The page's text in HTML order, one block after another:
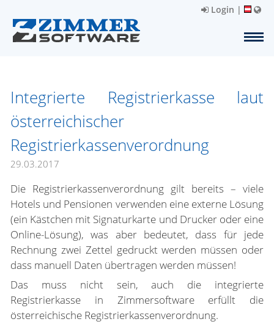
Login |
Integrierte Registrierkasse laut
österreichischer
Registrierkassenverordnung
29.03.2017
Die Registrierkassenverordnung gilt bereits – viele
Hotels und Pensionen verwenden eine externe Lösung
(ein Kästchen mit Signaturkarte und Drucker oder eine
Online-Lösung), was aber bedeutet, dass für jede
Rechnung zwei Zettel gedruckt werden müssen oder
dass manuell Daten übertragen werden müssen!
Das muss nicht sein, auch die integrierte
Registrierkasse in Zimmersoftware erfüllt die
österreichische Registrierkassenverordnung.